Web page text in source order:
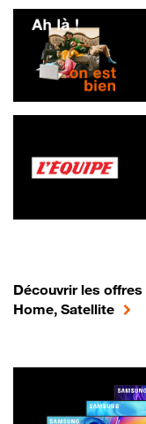
Découvrir les offres
Home, Satellite